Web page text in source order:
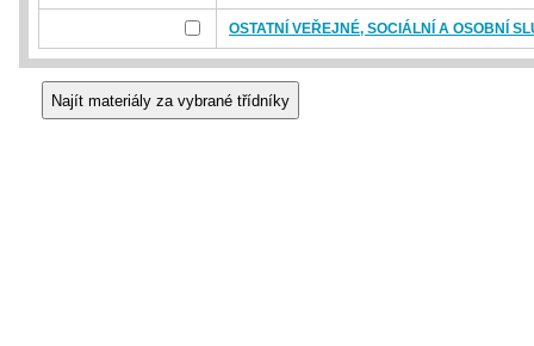
OSTATNÍ VEŘEJNÉ, SOCIÁLNÍ A OSOBNÍ